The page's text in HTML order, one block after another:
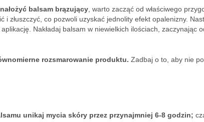
balsam brązujący , warto zacząć od właściwego
i złuszczyć, co pozwoli uzyskać jednolity efekt opalenizny.
aplikację. Nakładaj balsam w niewielkich ilościach, zaczynając
rozsmarowanie produktu. Zadbaj o to, aby nie
unikaj mycia skóry przez przynajmniej 6-8 godzin;